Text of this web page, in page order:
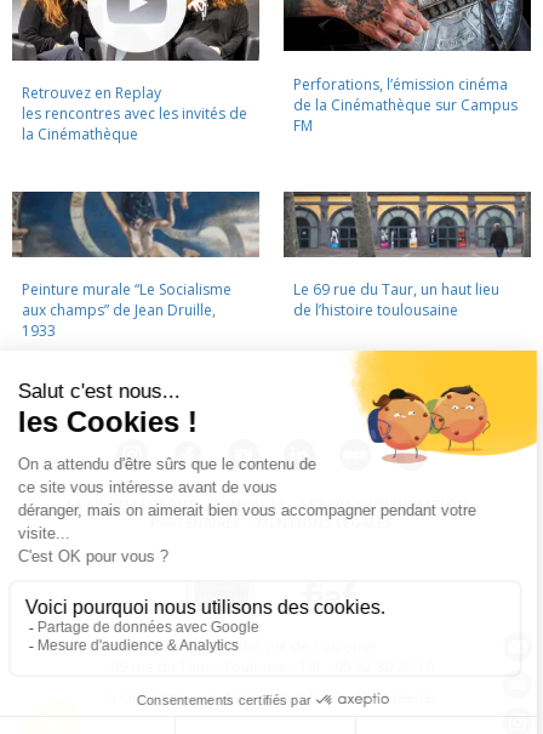
Retrouvez en Replay
les rencontres avec les invités de
la Cinémathèque
Perforations, l’émission cinéma
de la Cinémathèque sur Campus
FM
Peinture murale “Le Socialisme
aux champs” de Jean Druille,
1933
Le 69 rue du Taur, un haut lieu
de l’histoire toulousaine
LA CINÉMATHÈQUE · CONTACTS · LETTRE D'INFORMATION ·
PARTENAIRES
MENTIONS LÉGALES
La Cinémathèque de Toulouse
La Cinémathèque de Toulouse © 2015. Tous droits réservés.